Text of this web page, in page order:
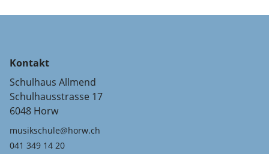
Kontakt
Schulhaus Allmend
Schulhausstrasse 17
6048 Horw
musikschule@horw.ch
041 349 14 20